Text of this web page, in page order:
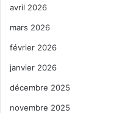
avril 2026
mars 2026
février 2026
janvier 2026
décembre 2025
novembre 2025